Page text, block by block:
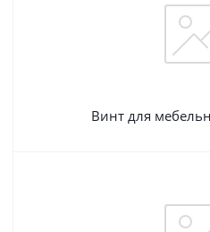
Винт для